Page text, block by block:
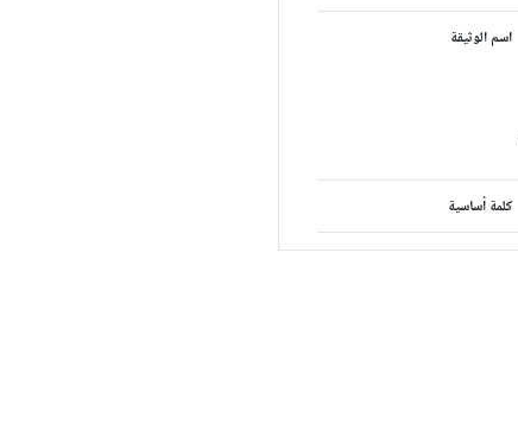
اسم الوثيقة
كلمة أساسية